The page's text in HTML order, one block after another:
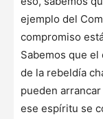
ejemplo del
compromiso
Sabemos que
de la rebeldía
pueden
ese espíritu se